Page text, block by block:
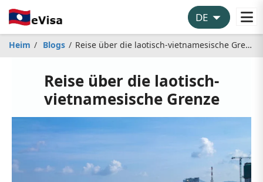
Heim Blogs Reise über die laotisch-vietnamesische Grenze
Reise über die laotisch-
vietnamesische Grenze